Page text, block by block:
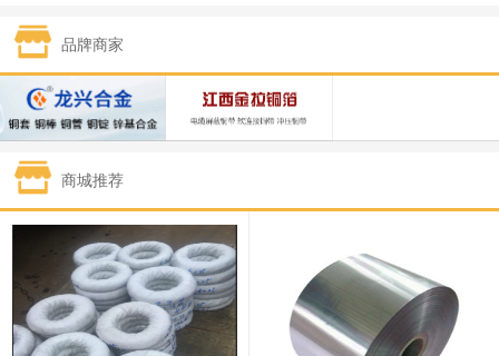
1#锡 434,000—436,000
1#镍 129,550—130,750
1#白银 15,100—15,110 15,105 -70
钯金
1#钴 321,000—341,000
89,000—95,000 92,000
2#锑 85,000—91,000 88,000 1,000
品牌商家
商城推荐